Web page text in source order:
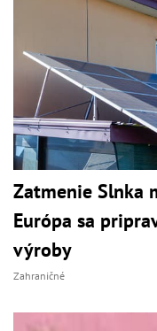
Zatmenie Slnka
Európa sa
výroby
Zahraničné